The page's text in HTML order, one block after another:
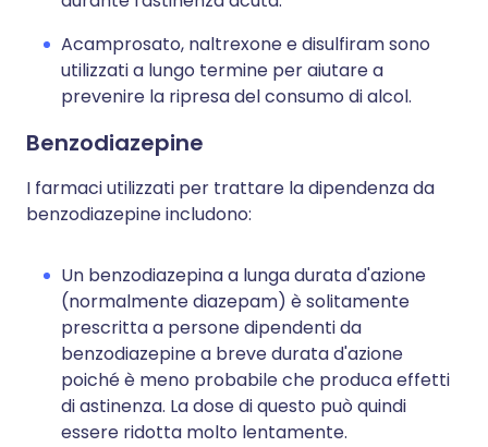
Acamprosato, naltrexone e disulfiram sono
utilizzati a lungo termine per aiutare a
prevenire la ripresa del consumo di alcol.
Benzodiazepine
I farmaci utilizzati per trattare la dipendenza da
benzodiazepine includono:
Un benzodiazepina a lunga durata d'azione
(normalmente diazepam) è solitamente
prescritta a persone dipendenti da
benzodiazepine a breve durata d'azione
poiché è meno probabile che produca effetti
di astinenza. La dose di questo può quindi
essere ridotta molto lentamente.